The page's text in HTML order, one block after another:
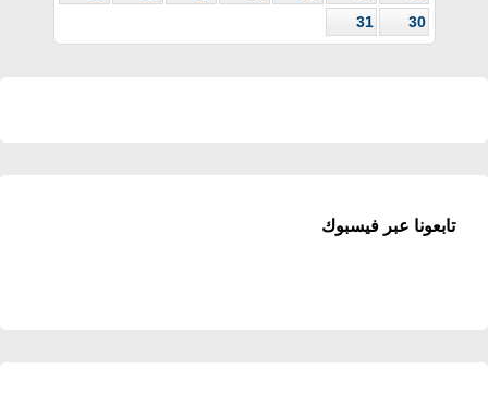
30
31
تابعونا عبر فيسبوك